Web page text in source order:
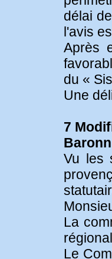
délai
l'avis
Après
du «
Une
7
Vu les
La
Le